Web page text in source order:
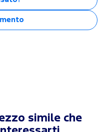
simile che